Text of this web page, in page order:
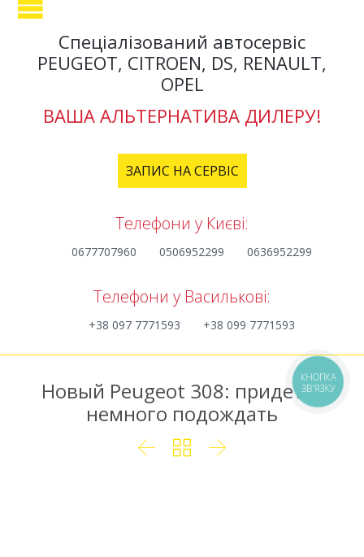
Спеціалізований автосервіс
PEUGEOT, CITROEN, DS, RENAULT,
OPEL
ВАША АЛЬТЕРНАТИВА ДИЛЕРУ!
ЗАПИС НА СЕРВІС
Телефони у Києві:
0677707960 0506952299 0636952299
Телефони у Василькові:
+38 097 7771593 +38 099 7771593
Новый Peugeot 308: придется
немного подождать
  
КНОПКА
ЗВ'ЯЗКУ